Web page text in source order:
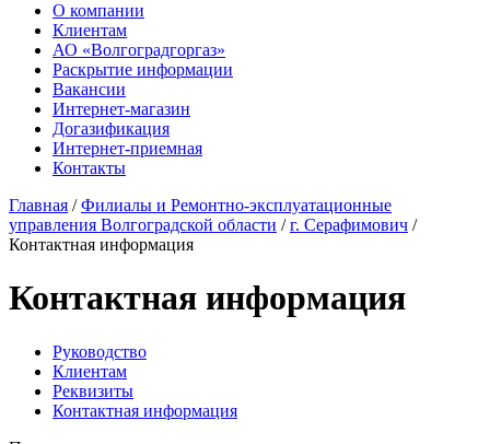
О компании
Клиентам
АО «Волгоградгоргаз»
Раскрытие информации
Вакансии
Интернет-магазин
Догазификация
Интернет-приемная
Контакты
Главная /Филиалы и Ремонтно-эксплуатационные
управления Волгоградской области /г. Серафимович /
Контактная информация
Контактная информация
Руководство
Клиентам
Реквизиты
Контактная информация